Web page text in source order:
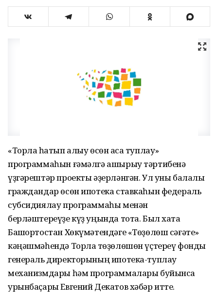
«Торлаҡ һатып алыу өсөн аҡса туплау»
программаһын ғәмәлгә ашырыу тәртибенә
үҙгәрештәр проекты әҙерләнгән. Ул уны балалы
граждандар өсөн ипотека ставкаһын федераль
субсидиялау программаһы менән
берләштереүҙе күҙ уңында тота. Был хаҡта
Башҡортостан Хөкүмәтендәге «Төҙөлөш сәғәте»
кәңәшмәһендә Торлаҡ төҙөлөшөн үҫтереү фонды
генераль директорының ипотека-туплау
механизмдары һәм программалары буйынса
урынбаҫары Евгений Декатов хәбәр итте.